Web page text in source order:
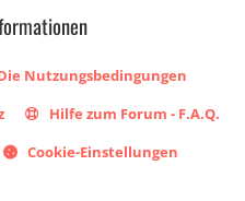
Nutzungsbedingungen
Hilfe zum Forum - F.A.Q.
Cookie-Einstellungen